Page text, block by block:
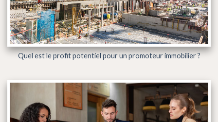
Quel est le profit potentiel pour un promoteur immobilier ?